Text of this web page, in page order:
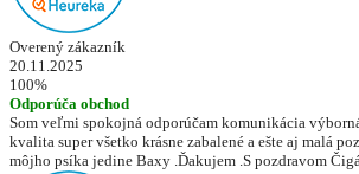
Overený zákazník
20.11.2025
100%
Odporúča obchod
Som veľmi spokojná odporúčam komunikácia
kvalita super všetko krásne zabalené a ešte aj malá
môjho psíka jedine Baxy .Ďakujem .S pozdravom